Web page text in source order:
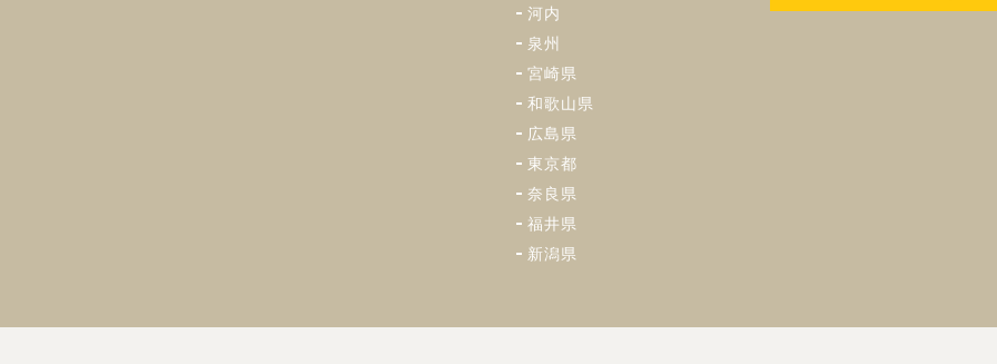
河内
泉州
宮崎県
和歌山県
広島県
東京都
奈良県
福井県
新潟県